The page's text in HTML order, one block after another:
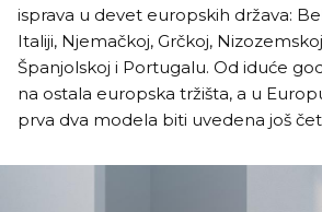
isprava u devet europskih država:
Italiji, Njemačkoj, Grčkoj,
Španjolskoj i Portugalu. Od iduće
na ostala europska tržišta, a u
prva dva modela biti uvedena još